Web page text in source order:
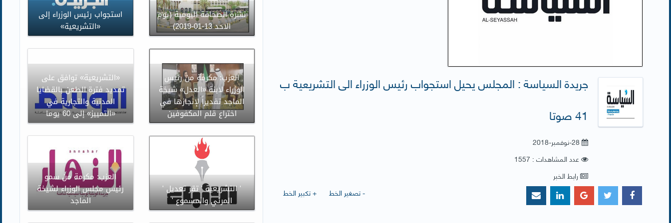
جريدة السياسة : المجلس يحيل استجواب رئيس الوزراء الى التشريعية ب
41 صوتا
28-نوفمبر-2018
عدد المشاهدات : 1557
رابط الخبر
+ تكبير الخط
- تصغير الخط
استجواب رئيس الوزراء إلى
«التشريعية»
نشرة الصحافة اليومية (يوم
الاحد 13-01-2019)
«التشريعية» توافق على
تمديد فترة الطعن بالقضايا
المدنية والتجارية في
«التمييز» إلى 60 يوما
العزب: مكرمة من رئيس
الوزراء لابنة «العدل» شيخة
الماجد تقديراً لإنجازها في
اختراع قلم المكفوفين
العزب: مكرمة من سمو
رئيس مجلس الوزراء لشيخة
الماجد
' التشريعية ' تقر تعديل '
المرئي والمسموع '